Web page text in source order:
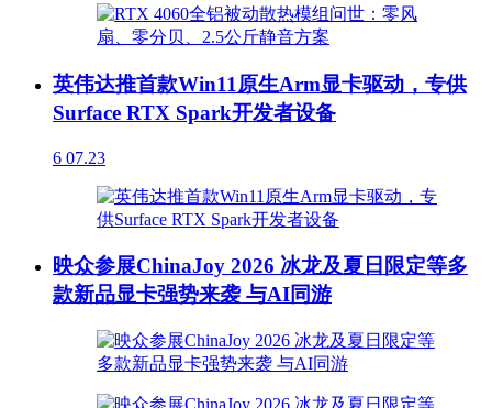
英伟达推首款Win11原生Arm显卡驱动，专供
Surface RTX Spark开发者设备
6 07.23
映众参展ChinaJoy 2026 冰龙及夏日限定等多
款新品显卡强势来袭 与AI同游